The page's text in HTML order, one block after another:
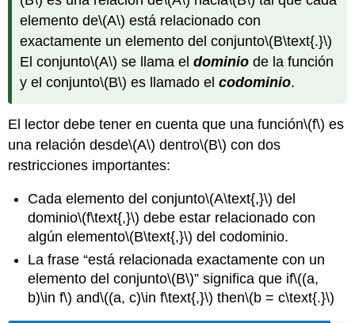
elemento de\(A\) está relacionado con
exactamente un elemento del conjunto\(B\text{.}\)
El conjunto\(A\) se llama eldominio de la función
y el conjunto\(B\) es llamado elcodominio.
El lector debe tener en cuenta que una función\(f\) es
una relación desde\(A\) dentro\(B\) con dos
restricciones importantes:
Cada elemento del conjunto\(A\text{,}\) del
dominio\(f\text{,}\) debe estar relacionado con
algún elemento\(B\text{,}\) del codominio.
La frase “está relacionada exactamente con un
elemento del conjunto\(B\)” significa que if\((a,
b)\in f\) and\((a, c)\in f\text{,}\) then\(b = c\text{.}\)